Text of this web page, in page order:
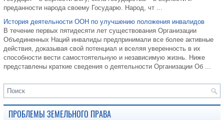
преданности народа своему Государю. Народ, чт ...
История деятельности ООН по улучшению положения инвалидов
В течение первых пятидесяти лет существования Организации
Объединенных Наций инвалиды предпринимали все более активные
действия, доказывая свой потенциал и вселяя уверенность в их
способности вести самостоятельную и независимую жизнь. Ниже
представлены краткие сведения о деятельности Организации Об ...
ПРОБЛЕМЫ ЗЕМЕЛЬНОГО ПРАВА